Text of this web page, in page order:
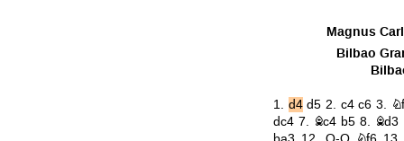
Magnus
Bilbao
1. d4 d5 2. c4 c6 3.
dc4 7. Bc4 b5 8. Bd3